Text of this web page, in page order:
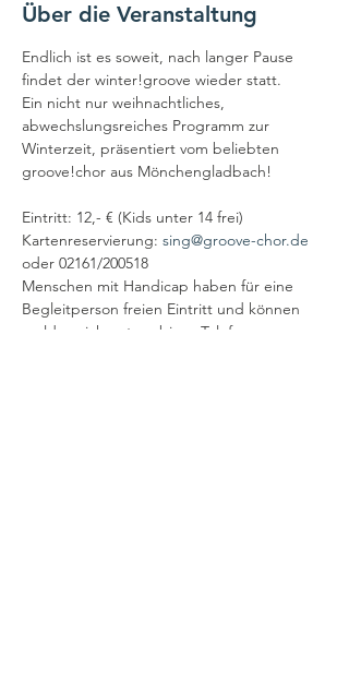
Über die Veranstaltung
Endlich ist es soweit, nach langer Pause
findet der winter!groove wieder statt.
Ein nicht nur weihnachtliches,
abwechslungsreiches Programm zur
Winterzeit, präsentiert vom beliebten
Eintritt: 12,- € (Kids unter 14 frei)
Kartenreservierung: sing@groove-chor.de
oder 02161/200518
Menschen mit Handicap haben für eine
Begleitperson freien Eintritt und können
melden sich unter obiger Telefonnummer